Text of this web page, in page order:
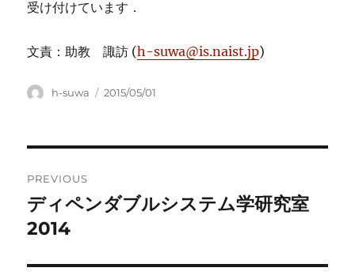
受け付けています．
文責：助教 諏訪 (h-suwa@is.naist.jp)
Author
h-suwa
Posted
2015/05/01
navigation
PREVIOUS
Previous
post:
ディペンダブルシステム学研究室
2014